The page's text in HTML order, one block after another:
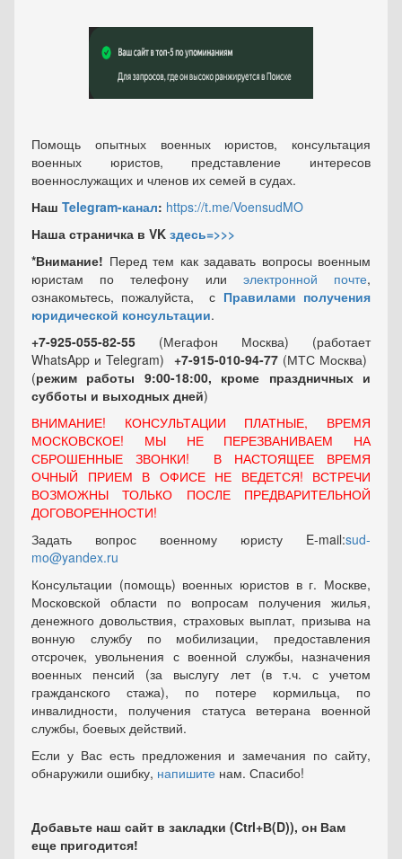
Помощь опытных военных юристов, консультация
военных юристов, представление интересов
военнослужащих и членов их семей в судах.
Наш Telegram-канал: https://t.me/VoensudMO
Наша страничка в VK здесь=>>>
*Внимание! Перед тем как задавать вопросы военным
юристам по телефону или электронной почте,
ознакомьтесь, пожалуйста, с Правилами получения
юридической консультации.
+7-925-055-82-55 (Мегафон Москва) (работает
WhatsApp и Telegram) +7-915-010-94-77 (МТС Москва)
(режим работы 9:00-18:00, кроме праздничных и
субботы и выходных дней)
ВНИМАНИЕ! КОНСУЛЬТАЦИИ ПЛАТНЫЕ, ВРЕМЯ
МОСКОВСКОЕ! МЫ НЕ ПЕРЕЗВАНИВАЕМ НА
СБРОШЕННЫЕ ЗВОНКИ! В НАСТОЯЩЕЕ ВРЕМЯ
ОЧНЫЙ ПРИЕМ В ОФИСЕ НЕ ВЕДЕТСЯ! ВСТРЕЧИ
ВОЗМОЖНЫ ТОЛЬКО ПОСЛЕ ПРЕДВАРИТЕЛЬНОЙ
ДОГОВОРЕННОСТИ!
Задать вопрос военному юристу E-mail:sud-
mo@yandex.ru
Консультации (помощь) военных юристов в г. Москве,
Московской области по вопросам получения жилья,
денежного довольствия, страховых выплат, призыва на
вонную службу по мобилизации, предоставления
отсрочек, увольнения с военной службы, назначения
военных пенсий (за выслугу лет (в т.ч. с учетом
гражданского стажа), по потере кормильца, по
инвалидности, получения статуса ветерана военной
службы, боевых действий.
Если у Вас есть предложения и замечания по сайту,
обнаружили ошибку, напишите нам. Спасибо!
Добавьте наш сайт в закладки (Ctrl+В(D)), он Вам
еще пригодится!